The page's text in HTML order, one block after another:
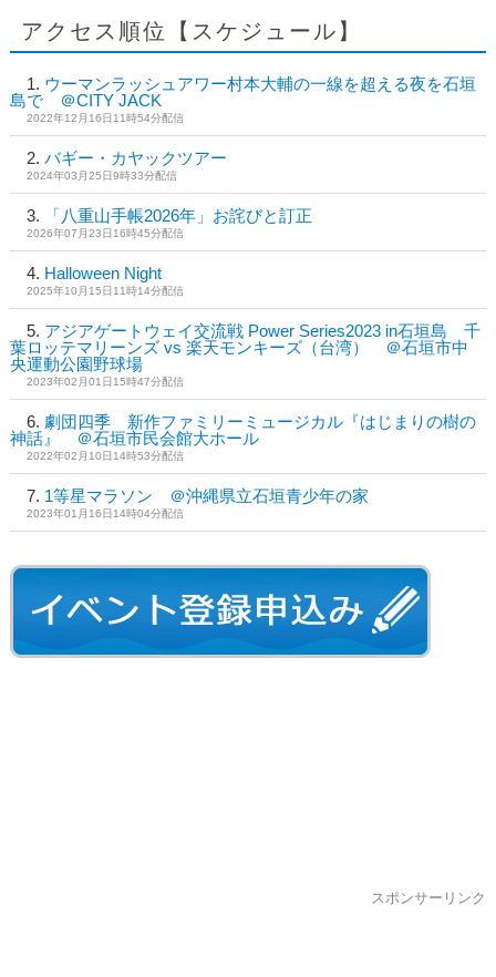
アクセス順位【スケジュール】
ウーマンラッシュアワー村本大輔の一線を超える夜を石垣
島で ＠CITY JACK
2022年12月16日11時54分配信
バギー・カヤックツアー
2024年03月25日9時33分配信
「八重山手帳2026年」お詫びと訂正
2026年07月23日16時45分配信
Halloween Night
2025年10月15日11時14分配信
アジアゲートウェイ交流戦 Power Series2023 in石垣島 千
葉ロッテマリーンズ vs 楽天モンキーズ（台湾） ＠石垣市中
央運動公園野球場
2023年02月01日15時47分配信
劇団四季 新作ファミリーミュージカル『はじまりの樹の
神話』 ＠石垣市民会館大ホール
2022年02月10日14時53分配信
1等星マラソン ＠沖縄県立石垣青少年の家
2023年01月16日14時04分配信
スポンサーリンク